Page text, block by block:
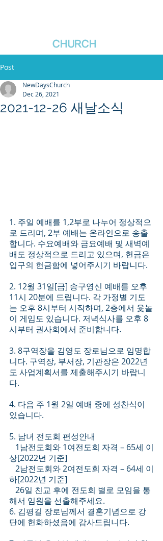
CHURCH
Post
2021-12-26 새날소식
NewDaysChurch
Dec 26, 2021
1. 주일 예배를 1,2부로 나누어 정상적으
로 드리며, 2부 예배는 온라인으로 송출
합니다. 수요예배와 금요예배 및 새벽예
배도 정상적으로 드리고 있으며, 헌금은
입구의 헌금함에 넣어주시기 바랍니다.
2. 12월 31일[금] 송구영신 예배를 오후
11시 20분에 드립니다. 각 가정별 기도
는 오후 8시부터 시작하며, 2층에서 윷놀
이 게임도 있습니다. 저녁식사를 오후 8
시부터 권사회에서 준비합니다.
3. 8구역장을 김영도 장로님으로 임명합
니다. 구역장, 부서장, 기관장은 2022년
도 사업계획서를 제출해주시기 바랍니
다.
4. 다음 주 1월 2일 예배 중에 성찬식이
있습니다.
5. 남녀 전도회 편성안내
상[2022년 기준]
하[2022년 기준]
해서 임원을 선출해주세요.
6. 김평길 장로님께서 결혼기념으로 강
단에 헌화하셨음에 감사드립니다.